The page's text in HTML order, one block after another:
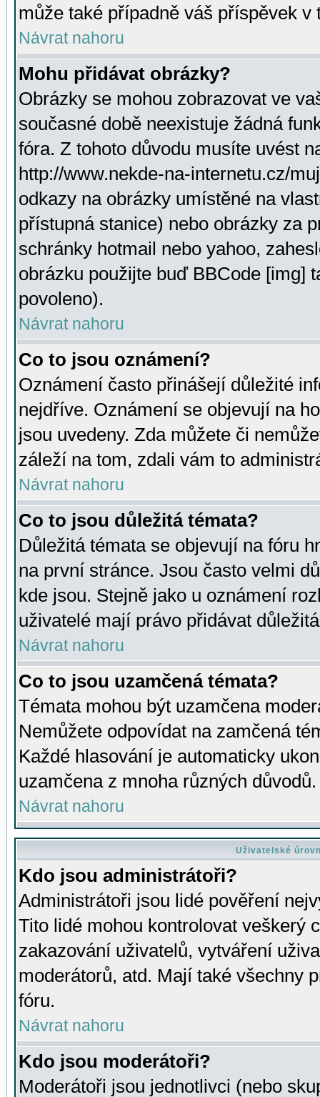
může také případně váš příspěvek v
Návrat nahoru
Mohu přidávat obrázky?
Obrázky se mohou zobrazovat ve
současné době neexistuje žádná
fóra. Z tohoto důvodu musíte uvést
http://www.nekde-na-internetu.cz/
odkazy na obrázky umístěné na
přístupná stanice) nebo obrázky za
schránky hotmail nebo yahoo,
obrázku použijte buď BBCode [img]
povoleno).
Návrat nahoru
Co to jsou oznámení?
Oznámení často přinášejí důležité
nejdříve. Oznámení se objevují na
jsou uvedeny. Zda můžete či
záleží na tom, zdali vám to
Návrat nahoru
Co to jsou důležitá témata?
Důležitá témata se objevují na fóru
na první stránce. Jsou často velmi
kde jsou. Stejně jako u oznámení
uživatelé mají právo přidávat
Návrat nahoru
Co to jsou uzamčená témata?
Témata mohou být uzamčena
Nemůžete odpovídat na zamčená
Každé hlasování je automaticky
uzamčena z mnoha různých důvodů.
Návrat nahoru
Uživatelské
Kdo jsou administrátoři?
Administrátoři jsou lidé pověření
Tito lidé mohou kontrolovat veškerý
zakazování uživatelů, vytváření
moderátorů, atd. Mají také všechny
fóru.
Návrat nahoru
Kdo jsou moderátoři?
Moderátoři jsou jednotlivci (nebo